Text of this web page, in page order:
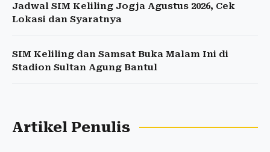
Jadwal SIM Keliling Jogja Agustus 2026, Cek
Lokasi dan Syaratnya
SIM Keliling dan Samsat Buka Malam Ini di
Stadion Sultan Agung Bantul
Artikel Penulis